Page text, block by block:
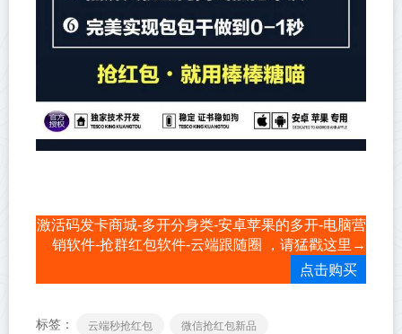
激活码发卡商城-多开分身类-安卓苹果的多开-电脑营
销软件-抢群红包软件-云端跟随圈 ，请猛戳这里→
点击购买
标签： 云端秒抢红包 微信抢红包新品